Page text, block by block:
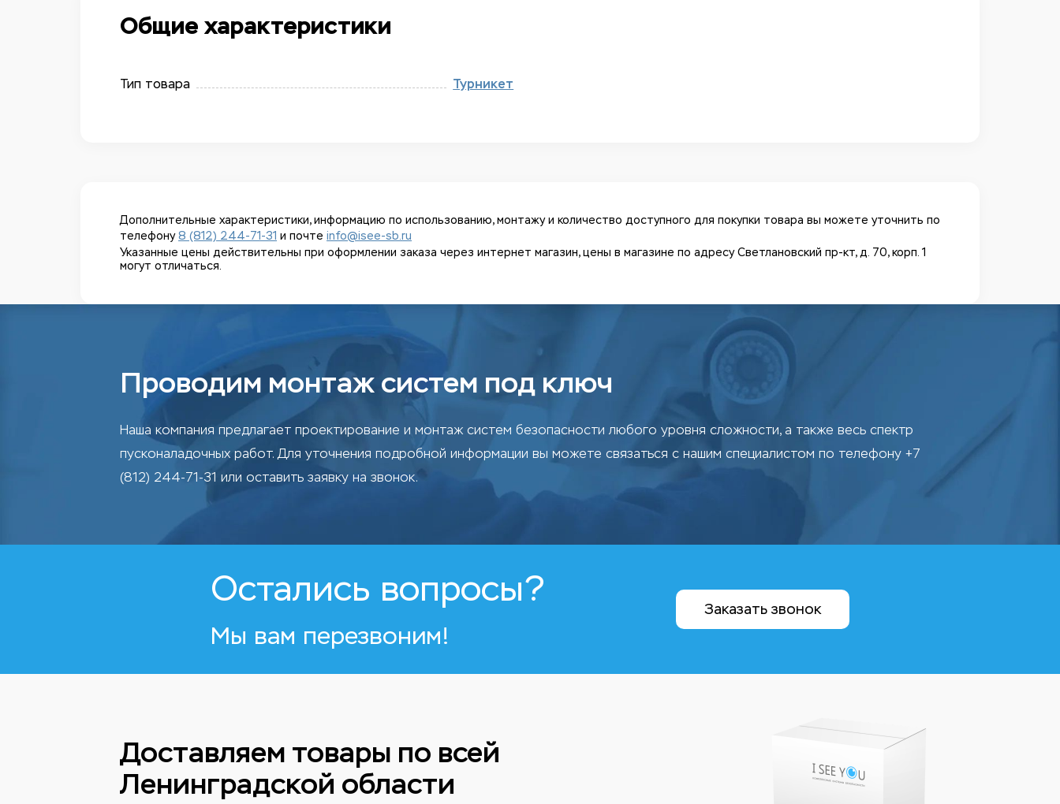
Общие характеристики
Тип товара Турникет
Дополнительные характеристики, информацию по использованию, монтажу и количество доступного для покупки товара вы можете уточнить по
телефону8 (812) 244-71-31 и почте info@isee-sb.ru
Указанные цены действительны при оформлении заказа через интернет магазин, цены в магазине по адресу Светлановский пр-кт, д. 70, корп. 1
могут отличаться.
Проводим монтаж систем под ключ
Наша компания предлагает проектирование и монтаж систем безопасности любого уровня сложности, а также весь спектр
пусконаладочных работ. Для уточнения подробной информации вы можете связаться с нашим специалистом по телефону +7
(812) 244-71-31 или оставить заявку на звонок.
Остались вопросы?
Мы вам перезвоним!
Заказать звонок
Доставляем товары по всей
Ленинградской области